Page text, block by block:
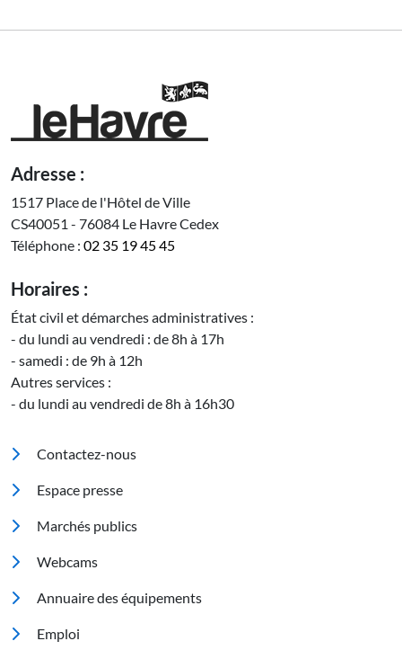
Adresse :
1517 Place de l'Hôtel de Ville
CS40051 - 76084 Le Havre Cedex
Téléphone : 02 35 19 45 45
Horaires :
État civil et démarches administratives :
- du lundi au vendredi : de 8h à 17h
- samedi : de 9h à 12h
Autres services :
- du lundi au vendredi de 8h à 16h30
Pied de page
Contactez-nous
Espace presse
Marchés publics
Footer 2
Webcams
Annuaire des équipements
Emploi